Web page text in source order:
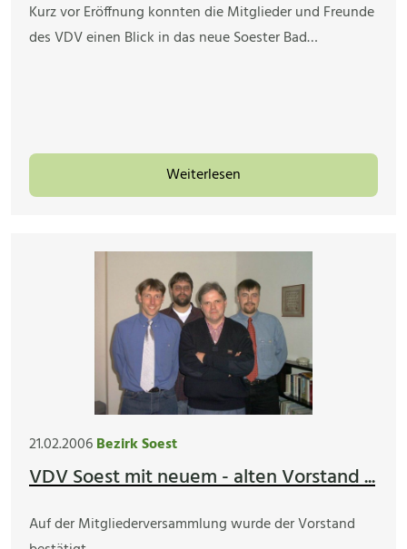
Kurz vor Eröffnung konnten die Mitglieder und Freunde
des VDV einen Blick in das neue Soester Bad…
Weiterlesen
21.02.2006Bezirk Soest
VDV Soest mit neuem - alten Vorstand ...
Auf der Mitgliederversammlung wurde der Vorstand